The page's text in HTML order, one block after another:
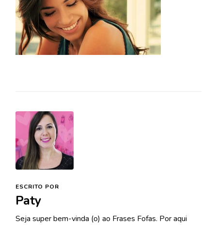
ESCRITO POR
Paty
Seja super bem-vinda (o) ao Frases Fofas. Por aqui